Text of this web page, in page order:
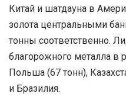
Китай и шатдауна в
золота центральными
тонны соответственно.
благорожного металла в
Польша (67 тонн),
и Бразилия.